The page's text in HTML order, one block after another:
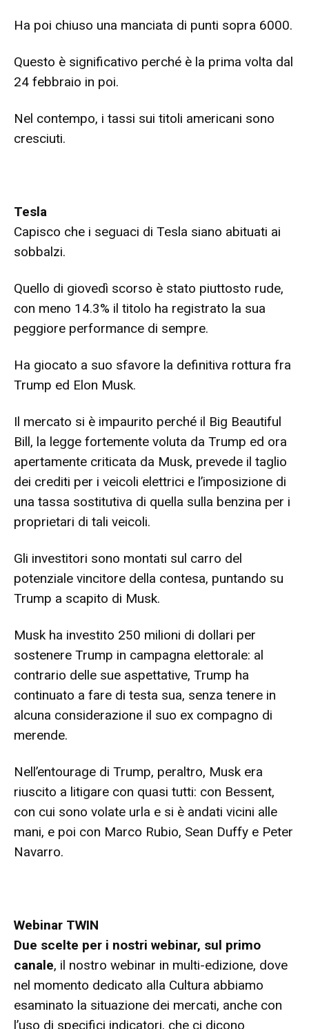
Ha poi chiuso una manciata di punti sopra 6000.
Questo è significativo perché è la prima volta dal
24 febbraio in poi.
Nel contempo, i tassi sui titoli americani sono
cresciuti.
Tesla
Capisco che i seguaci di Tesla siano abituati ai
sobbalzi.
Quello di giovedì scorso è stato piuttosto rude,
con meno 14.3% il titolo ha registrato la sua
peggiore performance di sempre.
Ha giocato a suo sfavore la definitiva rottura fra
Trump ed Elon Musk.
Il mercato si è impaurito perché il Big Beautiful
Bill, la legge fortemente voluta da Trump ed ora
apertamente criticata da Musk, prevede il taglio
dei crediti per i veicoli elettrici e l’imposizione di
una tassa sostitutiva di quella sulla benzina per i
proprietari di tali veicoli.
Gli investitori sono montati sul carro del
potenziale vincitore della contesa, puntando su
Trump a scapito di Musk.
Musk ha investito 250 milioni di dollari per
sostenere Trump in campagna elettorale: al
contrario delle sue aspettative, Trump ha
continuato a fare di testa sua, senza tenere in
alcuna considerazione il suo ex compagno di
merende.
Nell’entourage di Trump, peraltro, Musk era
riuscito a litigare con quasi tutti: con Bessent,
con cui sono volate urla e si è andati vicini alle
mani, e poi con Marco Rubio, Sean Duffy e Peter
Navarro.
Webinar TWIN
Due scelte per i nostri webinar, sul primo
canale, il nostro webinar in multi-edizione, dove
nel momento dedicato alla Cultura abbiamo
esaminato la situazione dei mercati, anche con
l’uso di specifici indicatori, che ci dicono